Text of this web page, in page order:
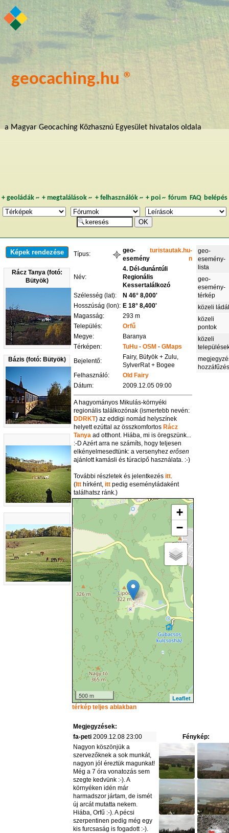
geocaching.hu ®
a Magyar Geocaching Közhasznú Egyesület hivatalos oldala
+ geoládák~ +megtalálások ~ + felhasználók~ + poi~ fórum FAQ belépés
Képek rendezése
Rácz Tanya (fotó:
Bütyök)
Bázis (fotó: Bütyök)
Típus:
geo-
esemény
turistautak.hu-
n
Név:
4. Dél-dunántúli
Regionális
Kessertalálkozó
Szélesség (lat):
N 46° 8,000'
Hosszúság (lon): E 18° 8,400'
Magasság:
293 m
Település:
Orfű
Megye:
Baranya
Térképen:
TuHu -OSM -GMaps
Bejelentő:
Fairy, Bütyök + Zulu,
SylverRat + Bogee
Felhasználó:
Old Fairy
Dátum:
2009.12.05 09:00
A hagyományos Mikulás-környéki
regionális találkozónak (ismertebb nevén:
DDRKT) az eddigi nomád helyszínek
helyett ezúttal az összkomfortosRácz
Tanya ad otthont. Hiába, mi is öregszünk...
:-D Azért arra ne számíts, hogy teljesen
elkényelmesedtünk: a versenyhezerősen
ajánlott kamásli és túracipő használata. :-)
További részletek és jelentkezésitt
(Itt hírként,itt pedig eseményládaként
találhatsz ránk.)
+
−
500 m Leaflet
térkép teljes ablakban
geo-
esemény-
lista
geo-
esemény-
térkép
közeli
közeli
pontok
közeli
Megjegyzések:
fa-peti 2009.12.08 23:00
Fénykép:
Nagyon köszönjük a
szervezőknek a sok munkát,
nagyon jól éreztük magunkat!
Még a 7 óra vonatozás sem
szegte kedvünk :-). A
környéken idén már
harmadszor jártam, de ismét
új arcát mutatta nekem.
Hiába, Orfű :-). A pécsi
szerpentinen pedig még egy
kis furcsaság is fogadott :-).